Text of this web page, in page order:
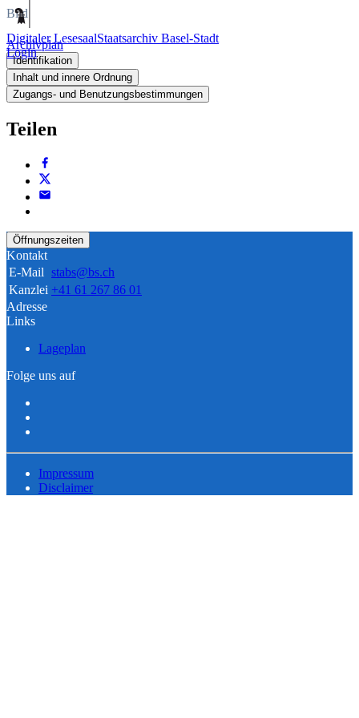
Digitaler LesesaalStaatsarchiv Basel-Stadt
Login
Bild
Archivplan
Identifikation
Inhalt und innere Ordnung
Zugangs- und Benutzungsbestimmungen
Teilen
Öffnungszeiten
Kontakt
E-Mail stabs@bs.ch
Kanzlei +41 61 267 86 01
Adresse
Links
Lageplan
Folge uns auf
Impressum
Disclaimer